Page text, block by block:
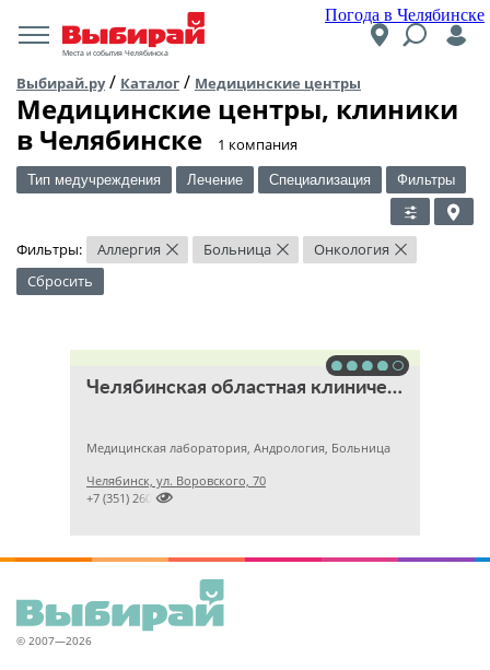
Погода в Челябинске
Места и события Челябинска
Выбирай.ру/ Каталог / Медицинские центры
Медицинские центры, клиники
в Челябинске
​1 компания
Тип медучреждения Лечение Специализация Фильтры
Фильтры: Аллергия × Больница × Онкология ×
Сбросить
Челябинская областная клиническая больница
Медицинская лаборатория, Андрология, Больница
Челябинск, ул. Воровского, 70

+7 (351) 2609824
© 2007—2026